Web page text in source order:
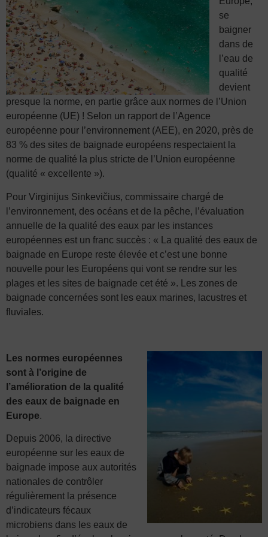
se
baigner
dans de
l’eau de
qualité
devient
presque la norme, en partie grâce aux normes de l’Union
européenne (UE) ! Selon un rapport de l’Agence
européenne pour l’environnement (AEE), en 2020, près de
83 % des sites de baignade européens respectaient la
norme de qualité la plus stricte de l’Union européenne
(qualité « excellente »).
Pour Virginijus Sinkevičius, commissaire chargé de
l’environnement, des océans et de la pêche, l’évaluation
annuelle de la qualité des eaux par les instances
européennes est un franc succès : « La qualité des eaux de
baignade en Europe reste élevée et c’est une bonne
nouvelle pour les Européens qui vont se rendre sur les
plages et les sites de baignade cet été ». Les zones de
baignade concernées sont les eaux marines, lacustres et
fluviales.
Les normes européennes
sont à l’origine de
l’amélioration de la qualité
des eaux de baignade en
Europe.
Depuis 2006, la directive
européenne sur les eaux de
baignade impose aux autorités
nationales de contrôler
régulièrement la présence
d’indicateurs fécaux
microbiens dans les eaux de